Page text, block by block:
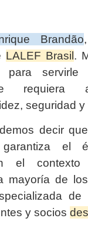
Brandão
LALEF Brasil.
para servirle
requiera
seguridad
decir que
el
el contexto
mayoría de
de
y socios